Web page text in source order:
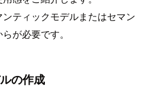
ティックモデルまたはセマン
が必要です。
の作成